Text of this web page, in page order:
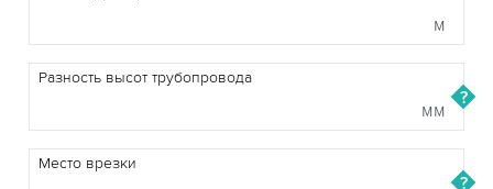
м
Разность высот трубопровода
мм
Место врезки